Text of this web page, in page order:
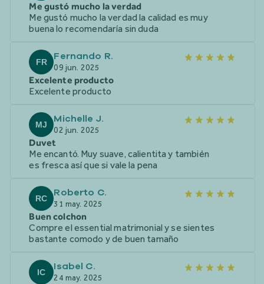
Me gustó mucho la verdad
Me gustó mucho la verdad la calidad es muy
buena lo recomendaría sin duda
FR Fernando R.
09 jun. 2025
Excelente producto
Excelente producto
MJ Michelle J.
02 jun. 2025
Duvet
Me encantó. Muy suave, calientita y también
es fresca así que si vale la pena
RC Roberto C.
31 may. 2025
Buen colchon
Compre el essential matrimonial y se sientes
bastante comodo y de buen tamaño
IC Isabel C.
24 may. 2025